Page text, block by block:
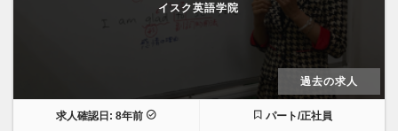
イスク英語学院
過去の求人
求人確認日: 8年前 パート/正社員